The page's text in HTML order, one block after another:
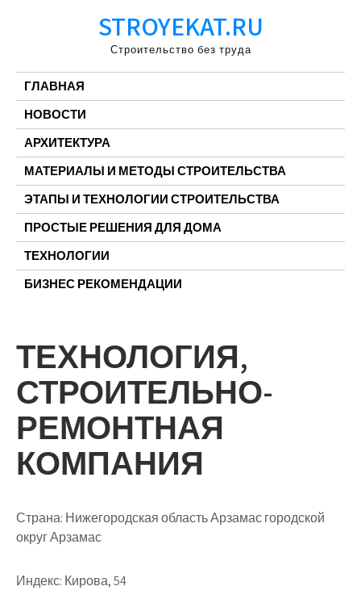
STROYEKAT.RU
Строительство без труда
ГЛАВНАЯ
НОВОСТИ
АРХИТЕКТУРА
МАТЕРИАЛЫ И МЕТОДЫ СТРОИТЕЛЬСТВА
ЭТАПЫ И ТЕХНОЛОГИИ СТРОИТЕЛЬСТВА
ПРОСТЫЕ РЕШЕНИЯ ДЛЯ ДОМА
ТЕХНОЛОГИИ
БИЗНЕС РЕКОМЕНДАЦИИ
ТЕХНОЛОГИЯ,
СТРОИТЕЛЬНО-
РЕМОНТНАЯ
КОМПАНИЯ
Страна: Нижегородская область Арзамас городской
округ Арзамас
Индекс: Кирова, 54